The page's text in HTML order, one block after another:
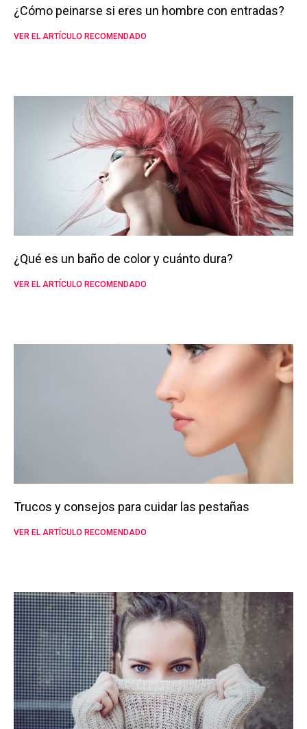
¿Cómo peinarse si eres un hombre con entradas?
VER EL ARTÍCULO RECOMENDADO
¿Qué es un baño de color y cuánto dura?
VER EL ARTÍCULO RECOMENDADO
Trucos y consejos para cuidar las pestañas
VER EL ARTÍCULO RECOMENDADO